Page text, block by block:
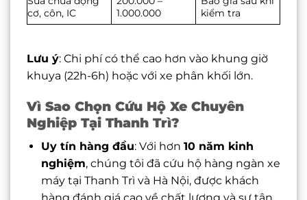
cơ, côn, IC
1.000.000
kiểm tra
Lưu ý: Chi phí có thể cao hơn vào khung giờ
khuya (22h-6h) hoặc với xe phân khối lớn.
Vì Sao Chọn Cứu Hộ Xe Chuyên
Nghiệp Tại Thanh Trì?
Uy tín hàng đầu: Với hơn 10 năm kinh
nghiệm, chúng tôi đã cứu hộ hàng ngàn xe
máy tại Thanh Trì và Hà Nội, được khách